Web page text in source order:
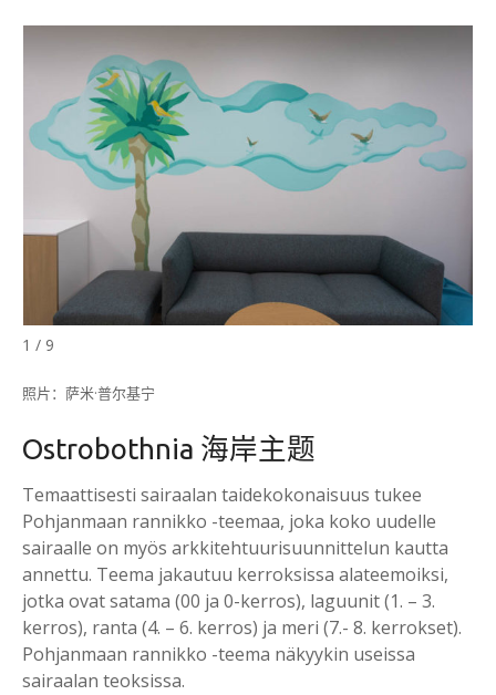
1 / 9
照片：萨米·普尔基宁
Ostrobothnia 海岸主题
Temaattisesti sairaalan taidekokonaisuus tukee
Pohjanmaan rannikko -teemaa, joka koko uudelle
sairaalle on myös arkkitehtuurisuunnittelun kautta
annettu. Teema jakautuu kerroksissa alateemoiksi,
jotka ovat satama (00 ja 0-kerros), laguunit (1. – 3.
kerros), ranta (4. – 6. kerros) ja meri (7.- 8. kerrokset).
Pohjanmaan rannikko -teema näkyykin useissa
sairaalan teoksissa.